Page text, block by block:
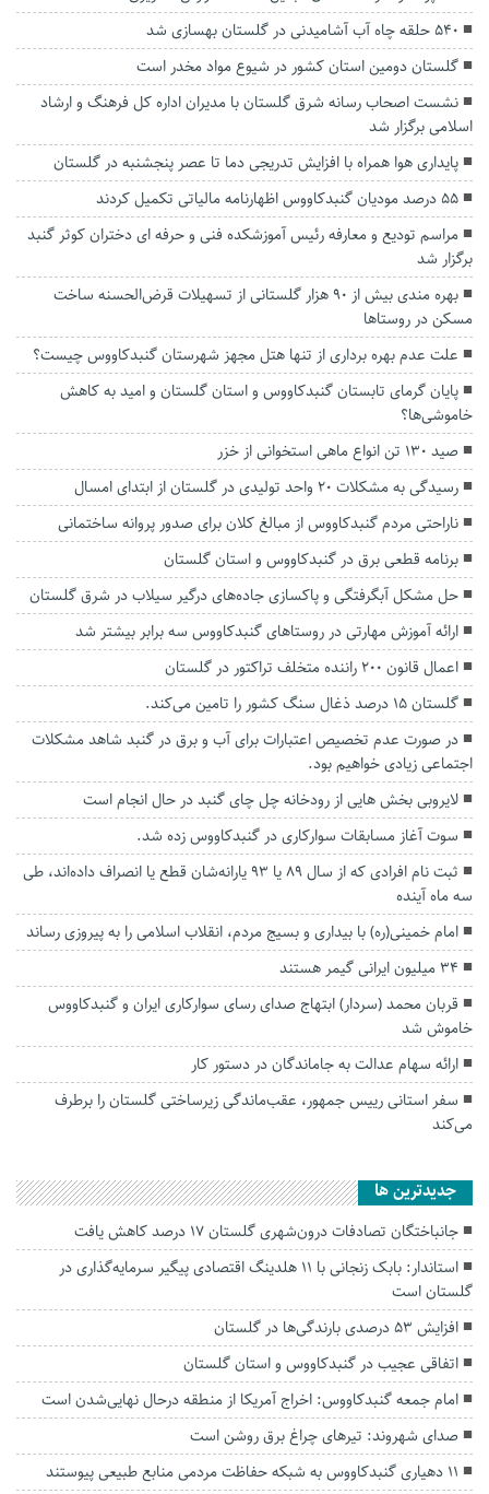
۵۴۰ حلقه چاه آب آشامیدنی در گلستان بهسازی شد
گلستان دومین استان کشور در شیوع مواد مخدر است
نشست اصحاب رسانه شرق گلستان با مدیران اداره کل فرهنگ و ارشاد
اسلامی برگزار شد
پایداری هوا همراه با افزایش تدریجی دما تا عصر پنجشنبه در گلستان
۵۵ درصد مودیان گنبدکاووس اظهارنامه مالیاتی تکمیل کردند
مراسم تودیع و معارفه رئیس آموزشکده فنی و حرفه ای دختران کوثر گنبد
برگزار شد
بهره مندی بیش از ۹۰ هزار گلستانی از تسهیلات قرض‌الحسنه ساخت
مسکن در روستا‌ها
علت عدم بهره برداری از تنها هتل مجهز شهرستان گنبدکاووس چیست؟
پایان گرمای تابستان گنبدکاووس و استان گلستان و امید به کاهش
خاموشی‌ها؟
صید ۱۳۰ تن انواع ماهی استخوانی از خزر
رسیدگی به مشکلات ۲۰ واحد تولیدی در گلستان از ابتدای امسال
ناراحتی مردم گنبدکاووس از مبالغ کلان برای صدور پروانه ساختمانی
برنامه قطعی برق در گنبدکاووس و استان گلستان
حل مشکل آبگرفتگی و پاکسازی جاده‌های درگیر سیلاب در شرق گلستان
ارائه آموزش‌ مهارتی در روستاهای گنبدکاووس سه برابر بیشتر شد
اعمال قانون ۲۰۰ راننده متخلف تراکتور در گلستان
گلستان ۱۵ درصد ذغال سنگ کشور را تامین می‌کند.
در صورت عدم تخصیص اعتبارات برای آب و برق در گنبد شاهد مشکلات
اجتماعی زیادی خواهیم بود.
لایروبی بخش هایی از رودخانه چل چای گنبد در حال انجام است
سوت آغاز مسابقات سوارکاری در گنبدکاووس زده شد.
ثبت نام افرادی که از سال ۸۹ یا ۹۳ یارانه‌شان قطع یا انصراف داده‌اند، طی
سه ماه آینده
امام خمینی(ره) با بیداری و بسیج مردم، انقلاب اسلامی را به پیروزی رساند
۳۴ میلیون ایرانی گیمر هستند
قربان محمد (سردار) ابتهاج صدای رسای سوارکاری ایران و گنبدکاووس
خاموش شد
ارائه سهام عدالت به جاماندگان در دستور کار
سفر استانی رییس جمهور، عقب‌ماندگی زیرساختی گلستان را برطرف
می‌کند
جديدترين ها
جانباختگان تصادفات درون‌شهری گلستان ۱۷ درصد کاهش یافت
استاندار: بابک زنجانی با ۱۱ هلدینگ اقتصادی پیگیر سرمایه‌گذاری در
گلستان است
افزایش ۵۳ درصدی بارندگی‌ها در گلستان
اتفاقی عجیب در‌ گنبدکاووس و استان گلستان
امام جمعه گنبدکاووس: اخراج آمریکا از منطقه درحال نهایی‌شدن است
صدای شهروند: تیرهای چراغ برق روشن است
۱۱ دهیاری گنبدکاووس به شبکه حفاظت مردمی منابع طبیعی پیوستند